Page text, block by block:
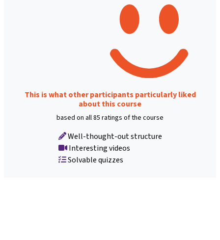
This is what other participants particularly liked
about this course
based on all 85 ratings of the course
Well-thought-out structure
Interesting videos
Solvable quizzes